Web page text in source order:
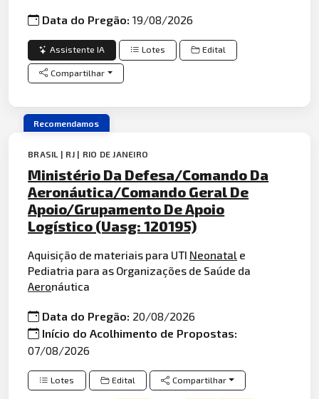
Data do Pregão:19/08/2026
Assistente IA Lotes Edital
Compartilhar
Recomendamos
BRASIL | RJ | RIO DE JANEIRO
Ministério Da Defesa/Comando Da
Aeronáutica/Comando Geral De
Apoio/Grupamento De Apoio
Logístico (Uasg: 120195)
Aquisição de materiais para UTI Neonatal e
Pediatria para as Organizações de Saúde da
Aeronáutica
Data do Pregão: 20/08/2026
Início do Acolhimento de Propostas:
07/08/2026
Lotes Edital Compartilhar